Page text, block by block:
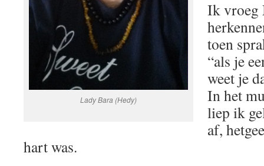
Lady Bara (Hedy)
Ik vroeg
toen
“als je
weet je
In het
liep ik
af,
hart was.